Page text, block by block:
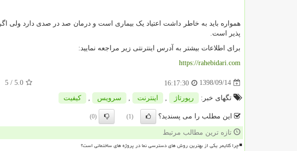
همواره باید به خاطر داشت اعتیاد یک بیماری است و درمان صد در صدی دارد ولی
پذیر است.
برای اطلاعات بیشتر به آدرس اینترنتی زیر مراجعه نمایید:
https://rahebidari.com
1398/09/14
16:17:30
5.0
/ 5
تگهای خبر: رپورتاژ اینترنت سرویس كیفیت
این مطلب را می پسندید؟ (1)
(0)
تازه ترین مطالب مرتبط
چرا کلایمر یکی از بهترین روش های دسترسی نما در پروژه های ساختمانی است؟